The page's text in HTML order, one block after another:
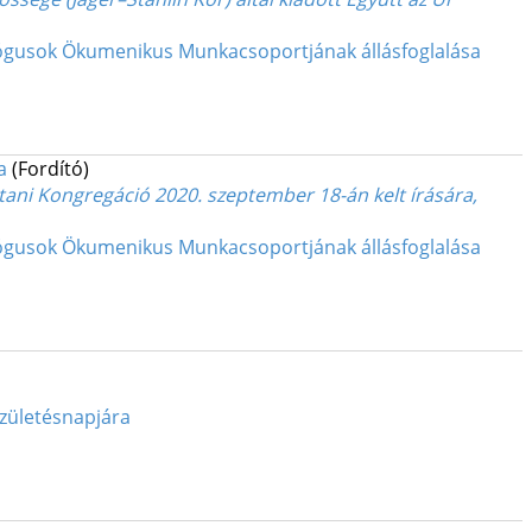
Ökumenikus Munkacsoportjának állásfoglalása
(Fordító)
Kongregáció 2020. szeptember 18-án kelt írására,
Ökumenikus Munkacsoportjának állásfoglalása